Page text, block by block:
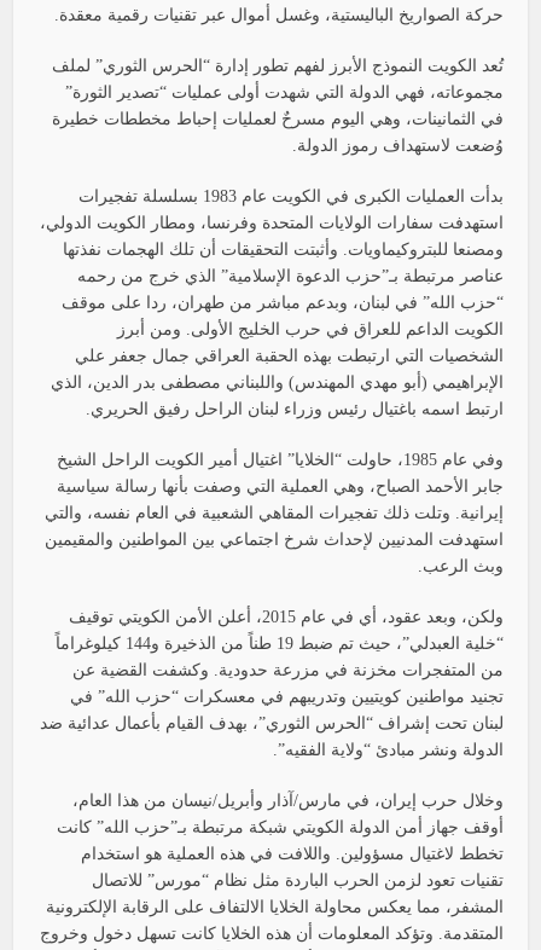
حركة الصواريخ الباليستية، وغسل أموال عبر تقنيات رقمية معقدة.
تُعد الكويت النموذج الأبرز لفهم تطور إدارة “الحرس الثوري” لملف
مجموعاته، فهي الدولة التي شهدت أولى عمليات “تصدير الثورة”
في الثمانينات، وهي اليوم مسرحٌ لعمليات إحباط مخططات خطيرة
وُضعت لاستهداف رموز الدولة.
بدأت العمليات الكبرى في الكويت عام 1983 بسلسلة تفجيرات
استهدفت سفارات الولايات المتحدة وفرنسا، ومطار الكويت الدولي،
ومصنعا للبتروكيماويات. وأثبتت التحقيقات أن تلك الهجمات نفذتها
عناصر مرتبطة بـ”حزب الدعوة الإسلامية” الذي خرج من رحمه
“حزب الله” في لبنان، وبدعم مباشر من طهران، ردا على موقف
الكويت الداعم للعراق في حرب الخليج الأولى. ومن أبرز
الشخصيات التي ارتبطت بهذه الحقبة العراقي جمال جعفر علي
الإبراهيمي (أبو مهدي المهندس) واللبناني مصطفى بدر الدين، الذي
ارتبط اسمه باغتيال رئيس وزراء لبنان الراحل رفيق الحريري.
وفي عام 1985، حاولت “الخلايا” اغتيال أمير الكويت الراحل الشيخ
جابر الأحمد الصباح، وهي العملية التي وصفت بأنها رسالة سياسية
إيرانية. وتلت ذلك تفجيرات المقاهي الشعبية في العام نفسه، والتي
استهدفت المدنيين لإحداث شرخ اجتماعي بين المواطنين والمقيمين
وبث الرعب.
ولكن، وبعد عقود، أي في عام 2015، أعلن الأمن الكويتي توقيف
“خلية العبدلي”، حيث تم ضبط 19 طناً من الذخيرة و144 كيلوغراماً
من المتفجرات مخزنة في مزرعة حدودية. وكشفت القضية عن
تجنيد مواطنين كويتيين وتدريبهم في معسكرات “حزب الله” في
لبنان تحت إشراف “الحرس الثوري”، بهدف القيام بأعمال عدائية ضد
الدولة ونشر مبادئ “ولاية الفقيه”.
وخلال حرب إيران، في مارس/آذار وأبريل/نيسان من هذا العام،
أوقف جهاز أمن الدولة الكويتي شبكة مرتبطة بـ”حزب الله” كانت
تخطط لاغتيال مسؤولين. واللافت في هذه العملية هو استخدام
تقنيات تعود لزمن الحرب الباردة مثل نظام “مورس” للاتصال
المشفر، مما يعكس محاولة الخلايا الالتفاف على الرقابة الإلكترونية
المتقدمة. وتؤكد المعلومات أن هذه الخلايا كانت تسهل دخول وخروج